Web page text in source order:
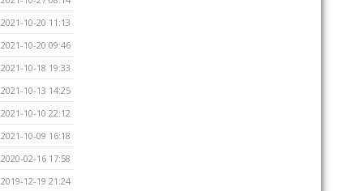
2021-10-20 11:13
2021-10-20 09:46
2021-10-18 19:33
2021-10-13 14:25
2021-10-10 22:12
2021-10-09 16:18
2020-02-16 17:58
2019-12-19 21:24